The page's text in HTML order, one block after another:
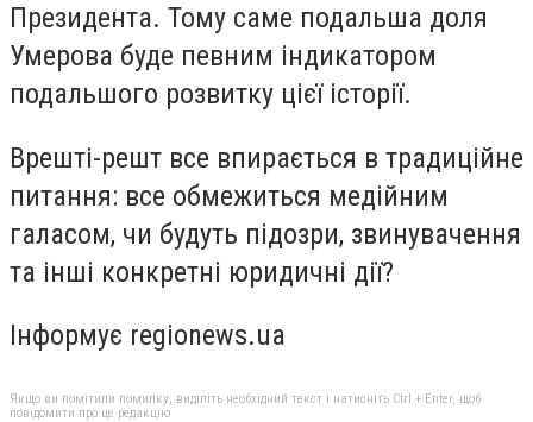
Президента. Тому саме подальша доля
Умерова буде певним індикатором
подальшого розвитку цієї історії.
Врешті-решт все впирається в традиційне
питання: все обмежиться медійним
галасом, чи будуть підозри, звинувачення
та інші конкретні юридичні дії?
Інформує regionews.ua
Якщо ви помітили помилку, виділіть необхідний текст і натисніть Ctrl + Enter, щоб
повідомити про це редакцію